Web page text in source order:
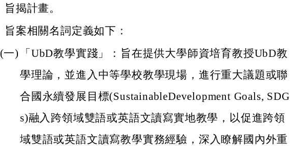
旨揭計畫。
旨案相關名詞定義如下：
(一)
「UbD教學實踐」：旨在提供大學師資培育教授UbD教
學理論，並進入中等學校教學現場，進行重大議題或聯
合國永續發展目標(SustainableDevelopment Goals, SDG
s)融入跨領域雙語或英語文讀寫實地教學，以促進跨領
域雙語或英語文讀寫教學實務經驗，深入瞭解國內外重